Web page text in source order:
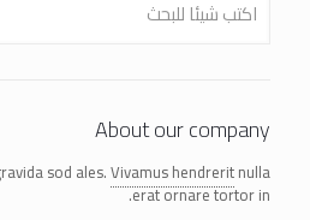
About our company
sod ales.Vivamus hendreritnulla
erat ornare tortor in.